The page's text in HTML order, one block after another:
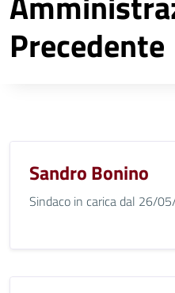
Precedente
Sandro Bonino
Sindaco in carica dal 26/